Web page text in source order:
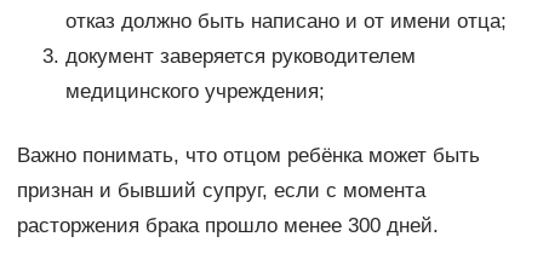
отказ должно быть написано и от имени отца;
документ заверяется руководителем
медицинского учреждения;
Важно понимать, что отцом ребёнка может быть
признан и бывший супруг, если с момента
расторжения брака прошло менее 300 дней.